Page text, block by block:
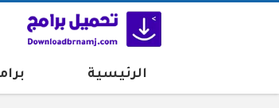
الرئيسية